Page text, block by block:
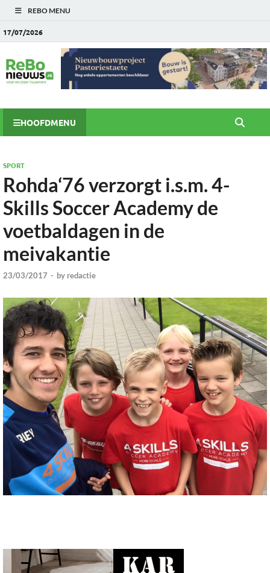
REBO MENU
17/07/2026
HOOFDMENU
SPORT
Rohda‘76 verzorgt i.s.m. 4-
Skills Soccer Academy de
voetbaldagen in de
meivakantie
23/03/2017 - by redactie